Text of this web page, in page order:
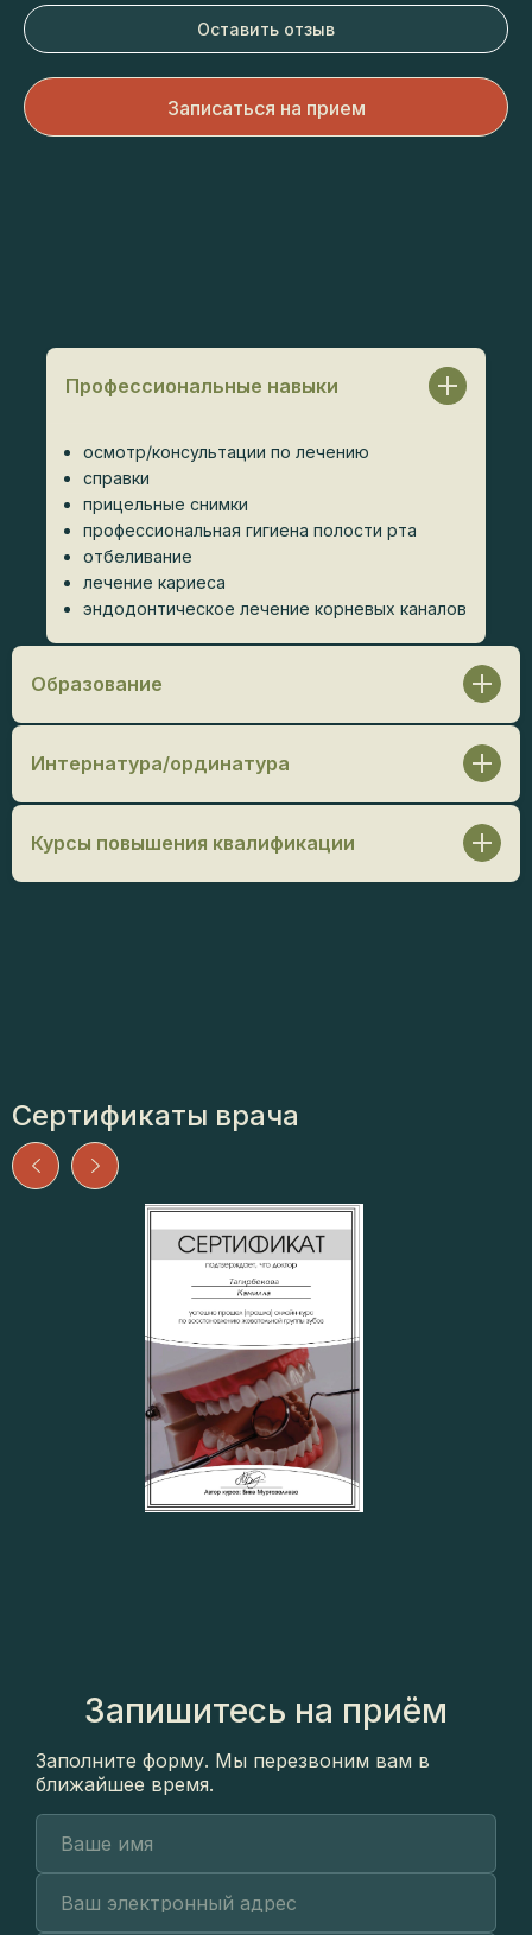
Оставить отзыв
Записаться на прием
Профессиональные навыки
осмотр/консультации по лечению
справки
прицельные снимки
профессиональная гигиена полости рта
отбеливание
лечение кариеса
эндодонтическое лечение корневых каналов
Образование
Московский государственный медико-
стоматологический университет (Российский
университет медицины) / Стоматология, 2023 г.
Интернатура/ординатура
Ординатура:Российский университет дружбы
народов / Ортопедическая стоматология, 2025 г.
Курсы повышения квалификации
Сертификаты врача
Запишитесь на приём
Заполните форму. Мы перезвоним вам в
ближайшее время.